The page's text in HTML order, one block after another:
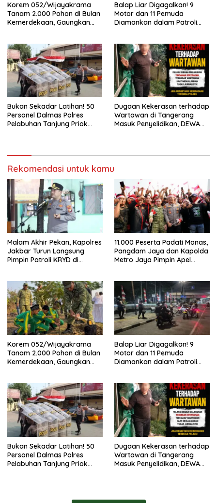
Korem 052/Wijayakrama
Tanam 2.000 Pohon di Bulan
Kemerdekaan, Gaungkan
Balap Liar Digagalkan! 9
Motor dan 11 Pemuda
Diamankan dalam Patroli
Bukan Sekadar Latihan! 50
Personel Dalmas Polres
Pelabuhan Tanjung Priok
Dugaan Kekerasan terhadap
Wartawan di Tangerang
Masuk Penyelidikan, DEWA
Rekomendasi untuk kamu
Malam Akhir Pekan, Kapolres
Jakbar Turun Langsung
Pimpin Patroli KRYD di
11.000 Peserta Padati Monas,
Pangdam Jaya dan Kapolda
Metro Jaya Pimpin Apel
Korem 052/Wijayakrama
Tanam 2.000 Pohon di Bulan
Kemerdekaan, Gaungkan
Balap Liar Digagalkan! 9
Motor dan 11 Pemuda
Diamankan dalam Patroli
Bukan Sekadar Latihan! 50
Personel Dalmas Polres
Pelabuhan Tanjung Priok
Dugaan Kekerasan terhadap
Wartawan di Tangerang
Masuk Penyelidikan, DEWA